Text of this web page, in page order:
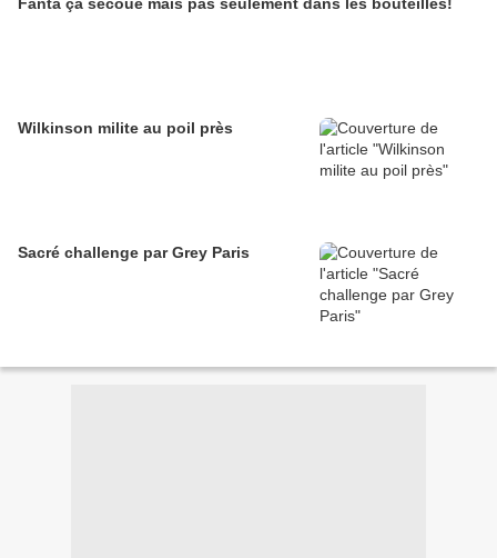
Wilkinson milite au poil près
Sacré challenge par Grey Paris